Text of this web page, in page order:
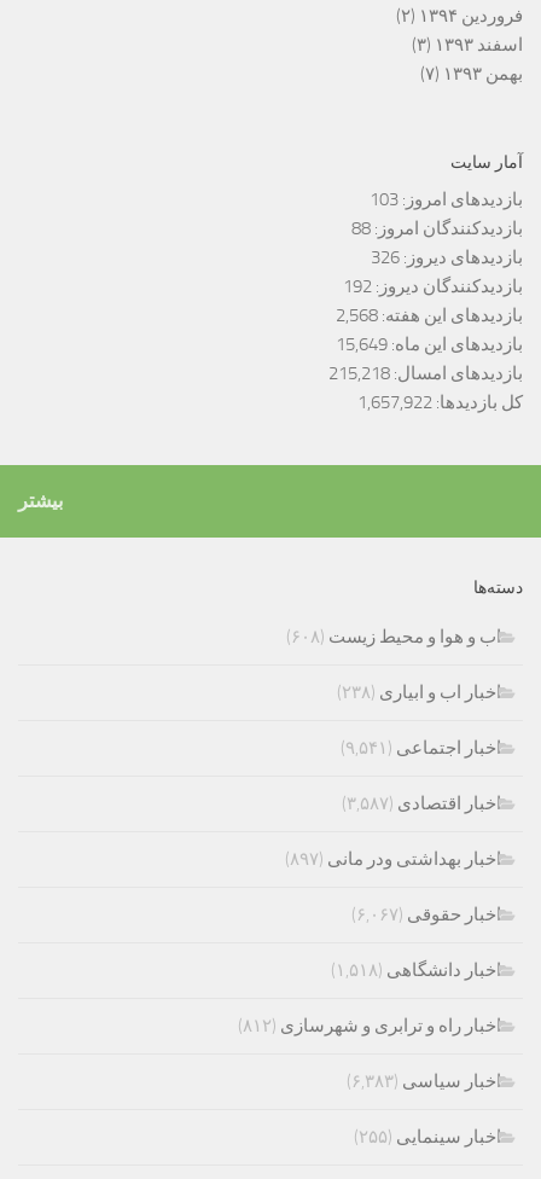
فروردین ۱۳۹۴
(۲)
اسفند ۱۳۹۳
(۳)
بهمن ۱۳۹۳
(۷)
آمار سایت
بازدیدهای امروز: 103
بازدیدکنندگان امروز: 88
بازدیدهای دیروز: 326
بازدیدکنندگان دیروز: 192
بازدیدهای این هفته: 2,568
بازدیدهای این ماه: 15,649
بازدیدهای امسال: 215,218
کل بازدیدها: 1,657,922
بیشتر
دسته‌ها
اب و هوا و محیط زیست (۶۰۸)
اخبار اب و ابیاری (۲۳۸)
اخبار اجتماعی (۹,۵۴۱)
اخبار اقتصادی (۳,۵۸۷)
اخبار بهداشتی ودر مانی (۸۹۷)
اخبار حقوقی (۶,۰۶۷)
اخبار دانشگاهی (۱,۵۱۸)
اخبار راه و ترابری و شهرسازی (۸۱۲)
اخبار سیاسی (۶,۳۸۳)
اخبار سینمایی (۲۵۵)